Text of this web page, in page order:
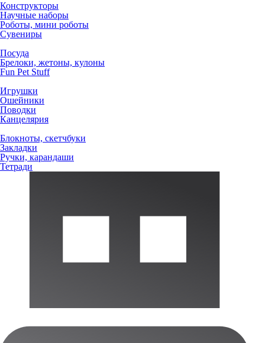
Конструкторы
Научные наборы
Роботы, мини роботы
Сувениры
Посуда
Брелоки, жетоны, кулоны
Fun Pet Stuff
Игрушки
Ошейники
Поводки
Канцелярия
Блокноты, скетчбуки
Закладки
Ручки, карандаши
Тетради